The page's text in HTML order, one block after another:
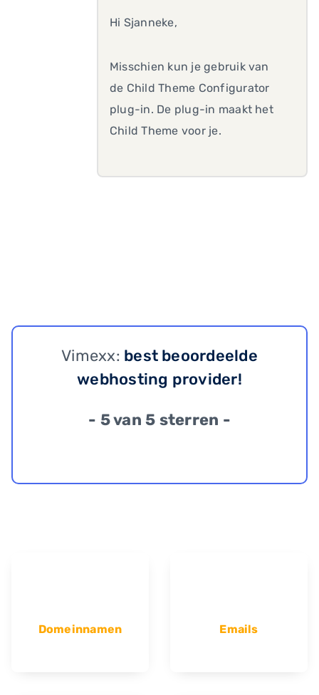
Hi Sjanneke,
Misschien kun je gebruik van
de Child Theme Configurator
plug-in. De plug-in maakt het
Child Theme voor je.
Vimexx: best beoordeelde
webhosting provider!
- 5 van 5 sterren -
Domeinnamen Emails